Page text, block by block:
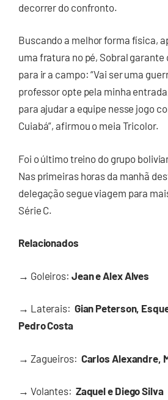
decorrer do confronto.
Buscando a melhor forma física,
uma fratura no pé, Sobral garante
para ir a campo: “Vai ser uma
professor opte pela minha
para ajudar a equipe nesse jogo
Cuiabá”, afirmou o meia Tricolor.
Foi o último treino do grupo
Nas primeiras horas da manhã
delegação segue viagem para
Série C.
Relacionados
→ Goleiros: Jean e Alex Alves
→ Laterais: Gian Peterson,
Pedro Costa
→ Zagueiros: Carlos Alexandre,
→ Volantes: Zaquel e Diego Silva